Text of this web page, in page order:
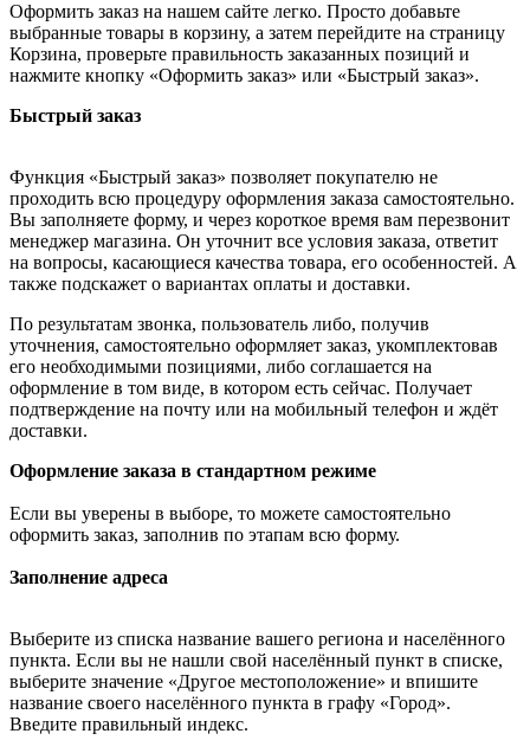
Оформить заказ на нашем сайте легко. Просто добавьте
выбранные товары в корзину, а затем перейдите на страницу
Корзина, проверьте правильность заказанных позиций и
нажмите кнопку «Оформить заказ» или «Быстрый заказ».
Быстрый заказ
Функция «Быстрый заказ» позволяет покупателю не
проходить всю процедуру оформления заказа самостоятельно.
Вы заполняете форму, и через короткое время вам перезвонит
менеджер магазина. Он уточнит все условия заказа, ответит
на вопросы, касающиеся качества товара, его особенностей. А
также подскажет о вариантах оплаты и доставки.
По результатам звонка, пользователь либо, получив
уточнения, самостоятельно оформляет заказ, укомплектовав
его необходимыми позициями, либо соглашается на
оформление в том виде, в котором есть сейчас. Получает
подтверждение на почту или на мобильный телефон и ждёт
доставки.
Оформление заказа в стандартном режиме
Если вы уверены в выборе, то можете самостоятельно
оформить заказ, заполнив по этапам всю форму.
Заполнение адреса
Выберите из списка название вашего региона и населённого
пункта. Если вы не нашли свой населённый пункт в списке,
выберите значение «Другое местоположение» и впишите
название своего населённого пункта в графу «Город».
Введите правильный индекс.